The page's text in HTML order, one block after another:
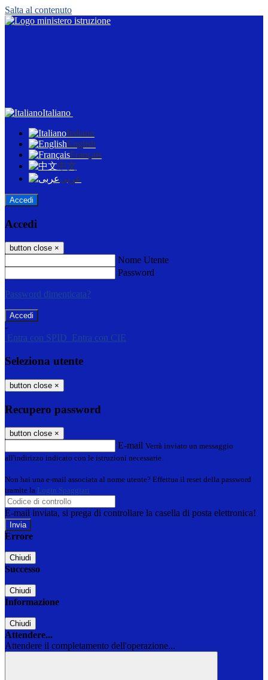
Salta al contenuto
Italiano
Italiano
English
Français
中文
عربى
Accedi
Accedi
button close ×
Nome Utente
Password
Password dimenticata?
-
Entra con SPID
Entra con CIE
Seleziona utente
button close ×
Recupero password
button close ×
E-mail Verrà inviato un messaggio
all'indirizzo indicato con le istruzioni necessarie.
Non hai una e-mail associata al nome utente? Effettua il reset della password
tramite la Login Spaggiari
E-mail inviata, si prega di controllare la casella di posta elettronica!
Errore
Chiudi
Successo
Chiudi
Informazione
Chiudi
Attendere...
Attendere il completamento dell'operazione...